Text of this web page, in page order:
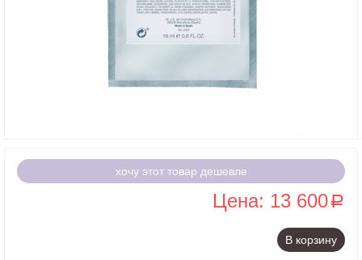
хочу этот товар дешевле
Цена: 13 600a
В корзину